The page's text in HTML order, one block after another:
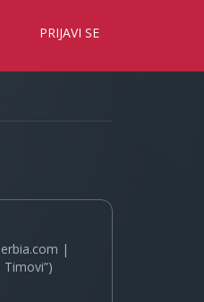
PRIJAVI SE
|
Timovi”)